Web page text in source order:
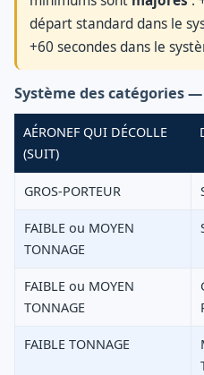
départ standard dans le
+60 secondes dans le
Système des catégories
AÉRONEF QUI DÉCOLLE
(SUIT)
GROS-PORTEUR
FAIBLE ou MOYEN
TONNAGE
FAIBLE ou MOYEN
TONNAGE
FAIBLE TONNAGE